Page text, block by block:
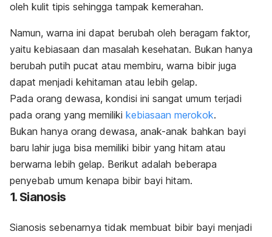
oleh kulit tipis sehingga tampak kemerahan.
Namun, warna ini dapat berubah oleh beragam faktor,
yaitu kebiasaan dan masalah kesehatan. Bukan hanya
berubah putih pucat atau membiru, warna bibir juga
dapat menjadi kehitaman atau lebih gelap.
Pada orang dewasa, kondisi ini sangat umum terjadi
pada orang yang memiliki kebiasaan merokok.
Bukan hanya orang dewasa, anak-anak bahkan bayi
baru lahir juga bisa memiliki bibir yang hitam atau
berwarna lebih gelap. Berikut adalah beberapa
penyebab umum kenapa bibir bayi hitam.
1. Sianosis
Sianosis sebenarnya tidak membuat bibir bayi menjadi